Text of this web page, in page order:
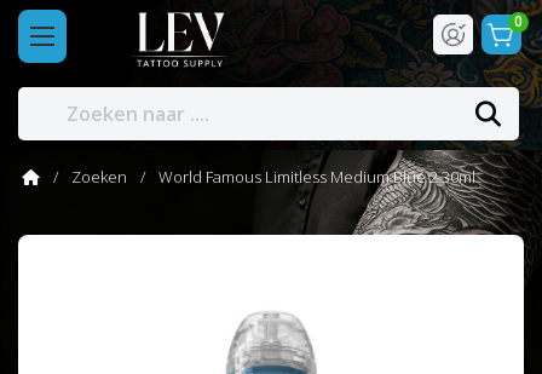
0
Zoeken World Famous Limitless Medium Blue 2 30ml